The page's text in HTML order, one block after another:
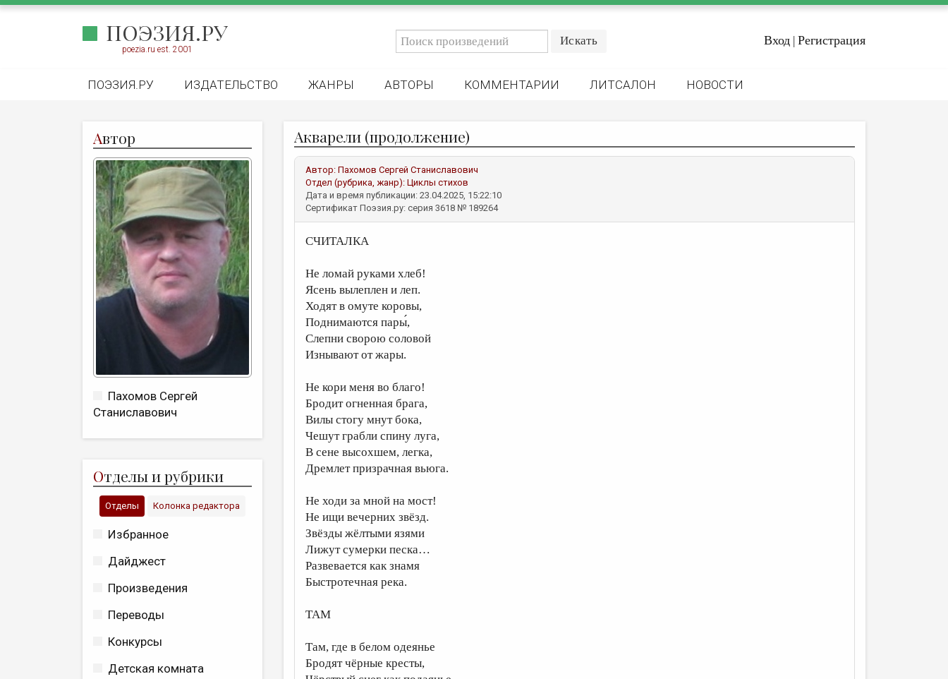
ПОЭЗИЯ.РУ
poezia.ru est. 2001
Вход | Регистрация
ПОЭЗИЯ.РУ ИЗДАТЕЛЬСТВО ЖАНРЫ АВТОРЫ КОММЕНТАРИИ ЛИТСАЛОН НОВОСТИ
Автор
Пахомов Сергей
Станиславович
Отделы и рубрики
Отделы Колонка редактора
Избранное
Дайджест
Произведения
Переводы
Конкурсы
Детская комната
Акварели (продолжение)
Автор: Пахомов Сергей Станиславович
Отдел (рубрика, жанр): Циклы стихов
Дата и время публикации: 23.04.2025, 15:22:10
Сертификат Поэзия.ру: серия 3618 № 189264
СЧИТАЛКА
Не ломай руками хлеб!
Ясень вылеплен и леп.
Ходят в омуте коровы,
Поднимаются пары́,
Слепни сворою соловой
Изнывают от жары.
Не кори меня во благо!
Бродит огненная брага,
Вилы стогу мнут бока,
Чешут грабли спину луга,
В сене высохшем, легка,
Дремлет призрачная вьюга.
Не ходи за мной на мост!
Не ищи вечерних звёзд.
Звёзды жёлтыми язями
Лижут сумерки песка…
Развевается как знамя
Быстротечная река.
ТАМ
Там, где в белом одеянье
Бродят чёрные кресты,